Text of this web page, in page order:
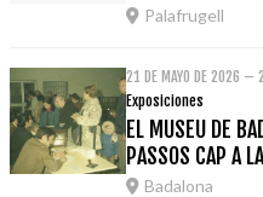
Palafrugell
21 DE MAYO DE 2026 –
Exposiciones
EL MUSEU DE
PASSOS CAP A
Badalona